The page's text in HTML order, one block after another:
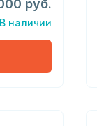
руб.
В наличии